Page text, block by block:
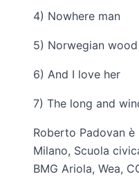
4) Nowhere man
5) Norwegian wood
6) And I love her
7) The long and
Roberto Padovan
Milano, Scuola
BMG Ariola, Wea,